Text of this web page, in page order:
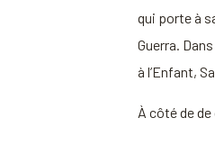
qui porte à
Guerra.
à l’Enfant,
À côté de